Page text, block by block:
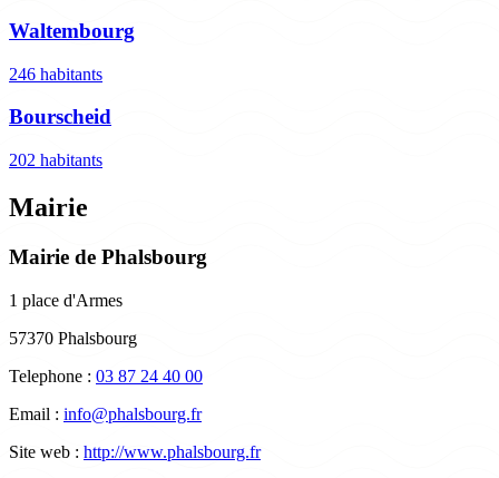
Waltembourg
246 habitants
Bourscheid
202 habitants
Mairie
Mairie de Phalsbourg
1 place d'Armes
57370 Phalsbourg
Telephone : 03 87 24 40 00
Email : info@phalsbourg.fr
Site web : http://www.phalsbourg.fr